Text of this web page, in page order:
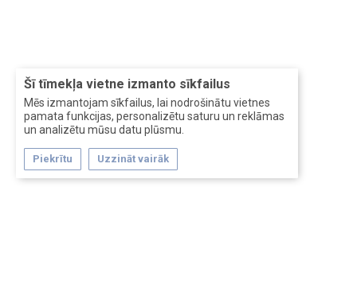
Šī tīmekļa vietne izmanto sīkfailus
Mēs izmantojam sīkfailus, lai nodrošinātu vietnes
pamata funkcijas, personalizētu saturu un reklāmas
un analizētu mūsu datu plūsmu.
Piekrītu Uzzināt vairāk